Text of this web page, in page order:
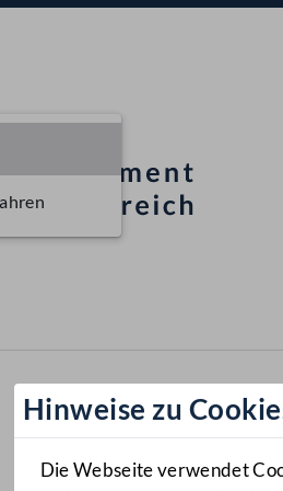
Hinweise zu
Die Webseite verwendet